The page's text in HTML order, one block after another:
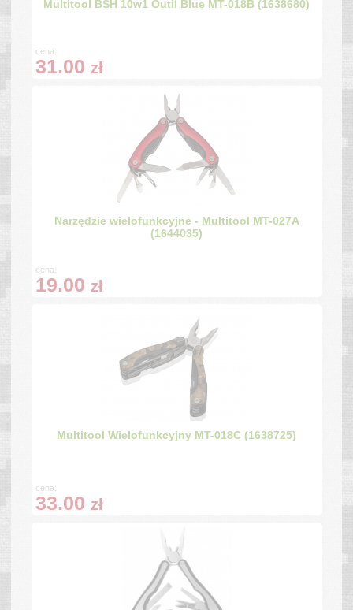
Multitool BSH 10w1 Outil Blue MT-018B (1638680)
cena:
31.00 zł
Narzędzie wielofunkcyjne - Multitool MT-027A
(1644035)
cena:
19.00 zł
Multitool Wielofunkcyjny MT-018C (1638725)
cena:
33.00 zł